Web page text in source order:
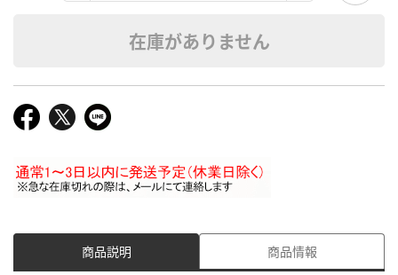
在庫がありません
商品説明 商品情報